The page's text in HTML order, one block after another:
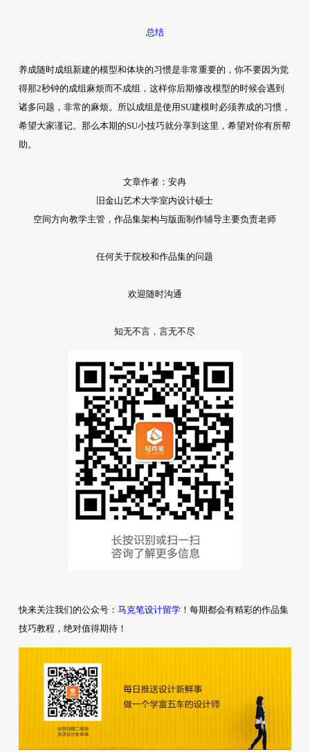
总结
养成随时成组新建的模型和体块的习惯是非常重要的，你不要因为觉
得那2秒钟的成组麻烦而不成组，这样你后期修改模型的时候会遇到
诸多问题，非常的麻烦。所以成组是使用SU建模时必须养成的习惯，
希望大家谨记。那么本期的SU小技巧就分享到这里，希望对你有所帮
助。
文章作者：安冉
旧金山艺术大学室内设计硕士
空间方向教学主管，作品集架构与版面制作辅导主要负责老师
任何关于院校和作品集的问题
欢迎随时沟通
知无不言，言无不尽
快来关注我们的公众号： 马克笔设计留学！每期都会有精彩的作品集
技巧教程，绝对值得期待！